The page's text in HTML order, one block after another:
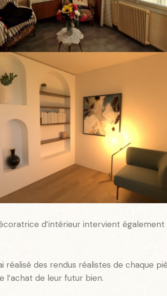
d’intérieur intervient
réalisé des rendus réalistes de chaque
l’achat de leur futur bien.